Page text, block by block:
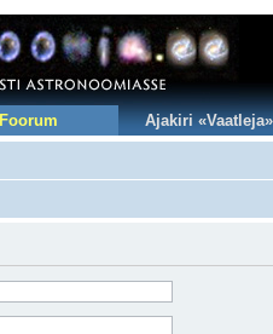
Foorum Ajakiri «Vaatleja»